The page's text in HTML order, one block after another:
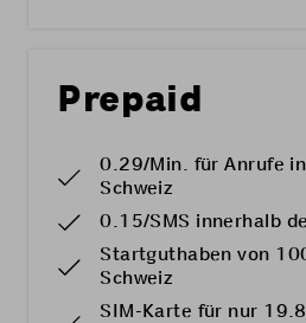
Prepaid
0.29/Min. für Anrufe
Schweiz
0.15/SMS innerhalb
Startguthaben von
Schweiz
SIM-Karte für nur